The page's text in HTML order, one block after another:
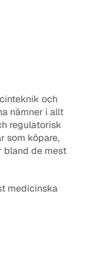
och
nämner i allt
regulatorisk
som köpare,
bland de mest
medicinska